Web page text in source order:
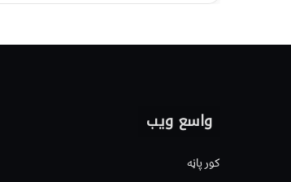
واسع ویب
کور پاڼه